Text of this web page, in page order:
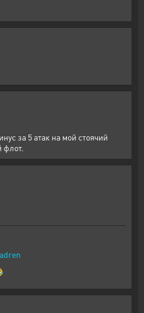
за 5 атак на мой стоячий
флот.